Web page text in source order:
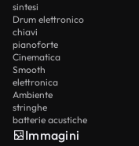
sintesi
Drum elettronico
chiavi
pianoforte
Cinematica
Smooth
elettronica
Ambiente
stringhe
batterie acustiche
Immagini